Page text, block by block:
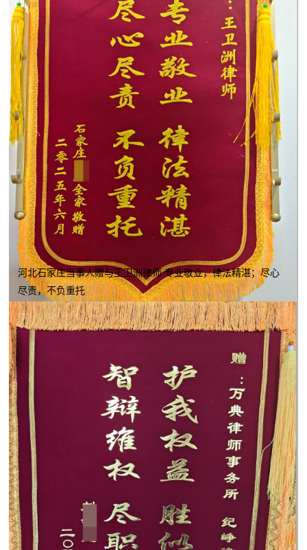
河北石家庄当事人赠与王卫洲律师 专业敬业，律法精湛；尽心
尽责，不负重托